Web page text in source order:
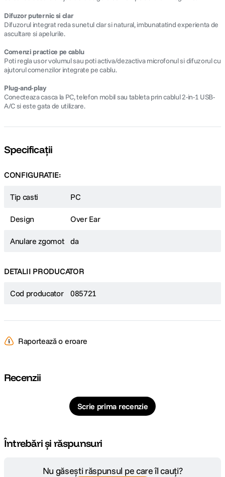
Difuzor puternic si clar
Difuzorul integrat reda sunetul clar si natural, imbunatatind experienta de
ascultare si apelurile.
Comenzi practice pe cablu
Poti regla usor volumul sau poti activa/dezactiva microfonul si difuzorul cu
ajutorul comenzilor integrate pe cablu.
Plug-and-play
Conecteaza casca la PC, telefon mobil sau tableta prin cablul 2-in-1 USB-
A/C si este gata de utilizare.
Specificații
CONFIGURATIE:
Tip casti PC
Design Over Ear
Anulare zgomot da
DETALII PRODUCATOR
Cod producator 085721
Raportează o eroare
Recenzii
Scrie prima recenzie
Întrebări și răspunsuri
Nu găsești răspunsul pe care îl cauți?